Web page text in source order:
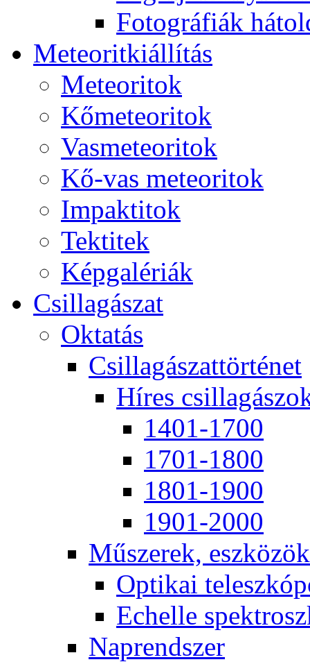
Fo­tog­rá­fi­ák
Me­te­o­rit­ki­ál­lí­tás
Me­te­o­ri­tok
Kő­me­te­o­ri­tok
Vas­me­te­o­ri­tok
Kő-vas me­te­o­ri­tok
Imp­ak­ti­tok
Tek­ti­tek
Kép­ga­lé­ri­ák
Csil­la­gá­szat
Ok­ta­tás
Csil­la­gá­szat­tör­té­net
Hí­res
1401-1700
1701-1800
1801-1900
1901-2000
Mű­sze­rek, esz­kö­zök
Op­ti­kai
Echel­le
Nap­rend­szer